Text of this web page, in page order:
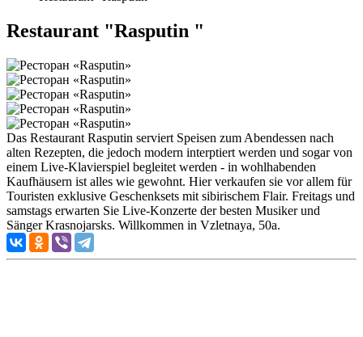
Restaurant "Rasputin "
Das Restaurant Rasputin serviert Speisen zum Abendessen nach
alten Rezepten, die jedoch modern interptiert werden und sogar von
einem Live-Klavierspiel begleitet werden - in wohlhabenden
Kaufhäusern ist alles wie gewohnt. Hier verkaufen sie vor allem für
Touristen exklusive Geschenksets mit sibirischem Flair. Freitags und
samstags erwarten Sie Live-Konzerte der besten Musiker und
Sänger Krasnojarsks. Willkommen in Vzletnaya, 50a.